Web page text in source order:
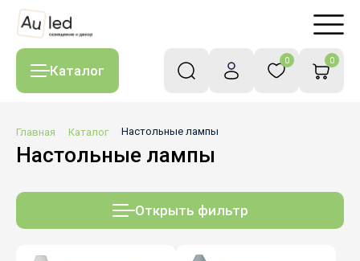
Каталог
0 0
Главная Каталог Настольные лампы
Настольные лампы
Открыть фильтр